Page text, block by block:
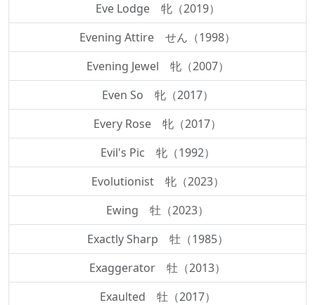
Eve Lodge 牝（2019）
Evening Attire せん（1998）
Evening Jewel 牝（2007）
Even So 牝（2017）
Every Rose 牝（2017）
Evil's Pic 牝（1992）
Evolutionist 牝（2023）
Ewing 牡（2023）
Exactly Sharp 牡（1985）
Exaggerator 牡（2013）
Exaulted 牡（2017）